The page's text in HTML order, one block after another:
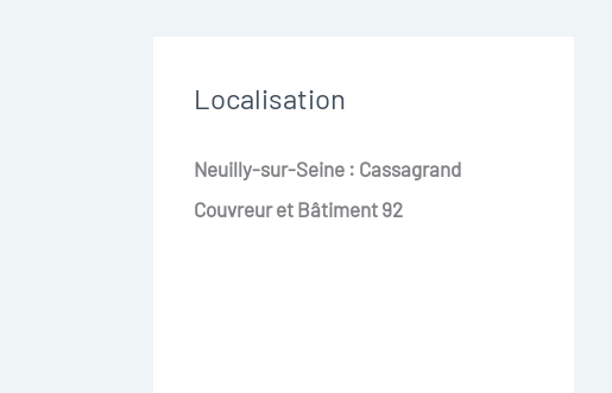
Localisation
Neuilly-sur-Seine : Cassagrand
Couvreur et Bâtiment 92